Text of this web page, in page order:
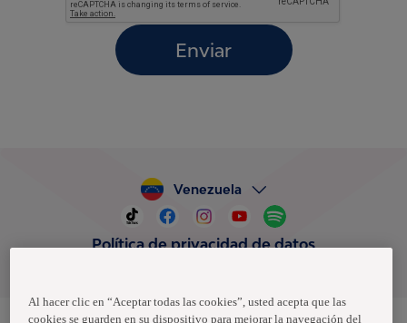
envío de ofertas, promociones, información
comercial, productos o premios, participación de
concursos, eventos, evaluaciones de calidad,
gestionar solicitudes, quejas y reclamos, por el
no podrá ser condicionado a dicha entrega.
Autorizo a que se realice la transferencia de datos
personales a terceros, en caso de ser necesario,
para llevar a cabo las finalidades enunciadas.
https://www.grupofamilia.com.co/es/DTLCentroD
Enviar
Política de privacidad de datos
Venezuela
Al hacer clic en “Aceptar todas las cookies”, usted acepta que las
cookies se guarden en su dispositivo para mejorar la navegación del